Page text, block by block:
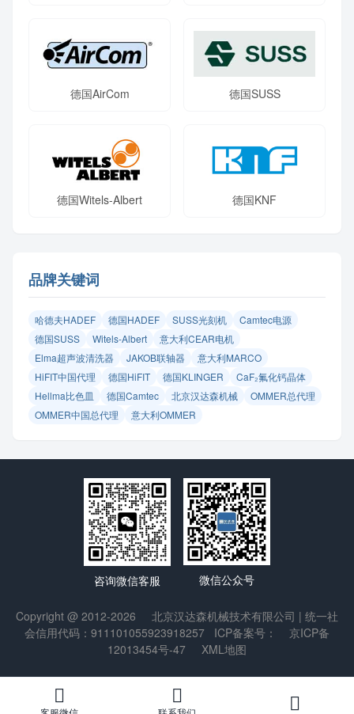
德国AirCom 德国SUSS
德国Witels-Albert 德国KNF
品牌关键词
哈德夫HADEF 德国HADEF SUSS光刻机
Camtec电源
德国SUSS
Witels‑Albert
意大利CEAR电机
Elma超声波清洗器
JAKOB联轴器
意大利MARCO
HiFIT中国代理
德国HiFIT 德国KLINGER
CaF₂氟化钙晶体
Hellma比色皿
德国Camtec 北京汉达森机械
OMMER总代理
OMMER中国总代理
意大利OMMER
咨询微信客服 微信公众号
Copyright @ 2012-2026 北京汉达森机械技术有限公司 | 统一社
会信用代码：911101055923918257
ICP备案号：
京ICP备
12013454号-47
XML地图